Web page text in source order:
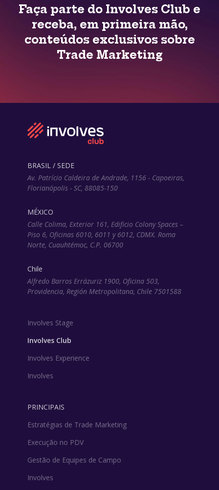
Faça parte do Involves Club e
receba, em primeira mão,
conteúdos exclusivos sobre
Trade Marketing
BRASIL / SEDE
Av. Patrício Caldeira de Andrade, 1156 - Capoeiras,
Florianópolis - SC, 88085-150
MÉXICO
Calle Colima, Exterior 161, Edificio Colony Spaces –
Piso 6, Oficinas 6010, 6011 y 6012, CDMX. Roma
Norte, Cuauhtémoc, C.P. 06700
Chile
Alfredo Barros Errázuriz 1900, Oficina 503,
Providencia, Región Metropolitana, Chile 7501588
Involves Stage
Involves Club
Involves Experience
Involves
PRINCIPAIS
Estratégias de Trade Marketing
Execução no PDV
Gestão de Equipes de Campo
Involves